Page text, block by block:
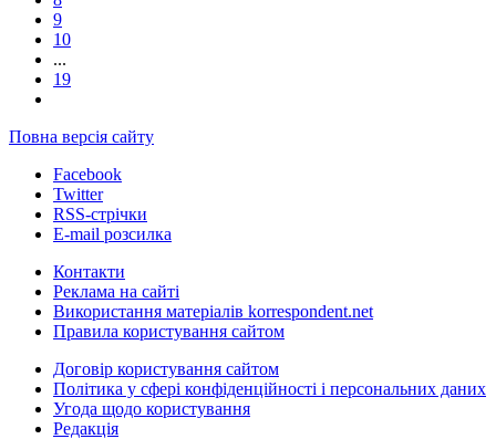
9
10
...
19
Повна версія сайту
Facebook
Twitter
RSS-стрічки
E-mail розсилка
Контакти
Реклама на сайті
Використання матеріалів korrespondent.net
Правила користування сайтом
Договір користування сайтом
Політика у сфері конфіденційності і персональних даних
Угода щодо користування
Редакція